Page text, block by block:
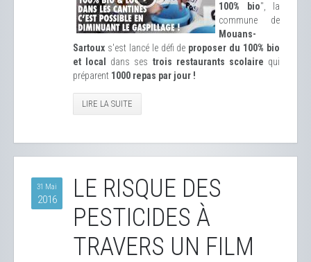
100% bio", la
commune de
Mouans-
Sartoux s'est lancé le défi de proposer du 100% bio
et local
dans ses trois restaurants scolaire qui
préparent 1000 repas par jour !
LIRE LA SUITE
31 Mai
2016
LE RISQUE DES
PESTICIDES À
TRAVERS UN FILM